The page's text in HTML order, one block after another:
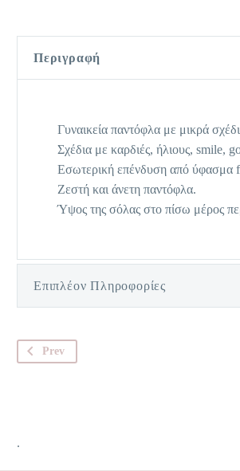
Περιγραφή
Γυναικεία παντόφλα με μικρά
Σχέδια με καρδιές, ήλιους, smile,
Εσωτερική επένδυση από ύφασμα
Ζεστή και άνετη παντόφλα.
Ύψος της σόλας στο πίσω μέρος
Επιπλέον Πληροφορίες
Prev
.